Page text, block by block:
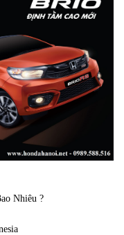
Nhiêu ?